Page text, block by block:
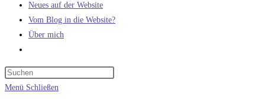
Neues auf der Website
Vom Blog in die Website?
Über mich
umschalten
Menü Schließen